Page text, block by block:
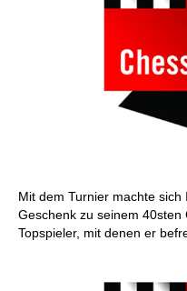
Mit dem Turnier machte
Geschenk zu seinem
Topspieler, mit denen er